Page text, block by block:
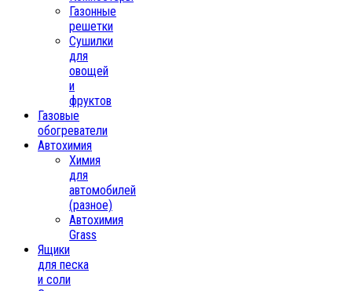
Газонные
решетки
Сушилки
для
овощей
и
фруктов
Газовые
обогреватели
Автохимия
Химия
для
автомобилей
(разное)
Автохимия
Grass
Ящики
для песка
и соли